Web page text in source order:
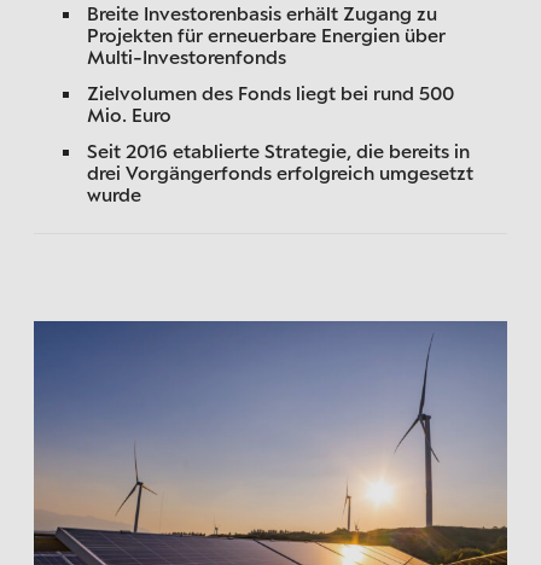
Breite Investorenbasis erhält Zugang zu
Projekten für erneuerbare Energien über
Multi-Investorenfonds
Zielvolumen des Fonds liegt bei rund 500
Mio. Euro
Seit 2016 etablierte Strategie, die bereits in
drei Vorgängerfonds erfolgreich umgesetzt
wurde